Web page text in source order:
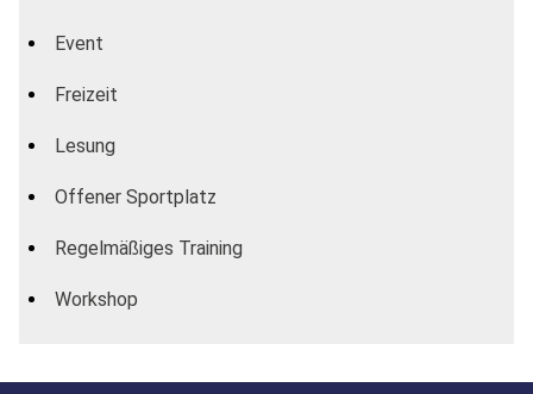
Event
Freizeit
Lesung
Offener Sportplatz
Regelmäßiges Training
Workshop